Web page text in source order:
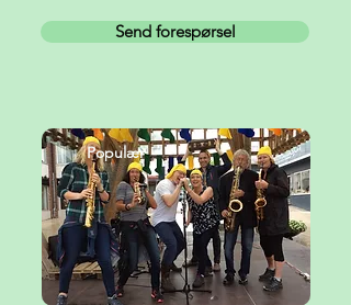
Send forespørsel
Populær